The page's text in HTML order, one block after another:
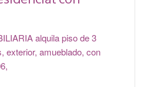
alquila piso de 3
exterior, amueblado, con